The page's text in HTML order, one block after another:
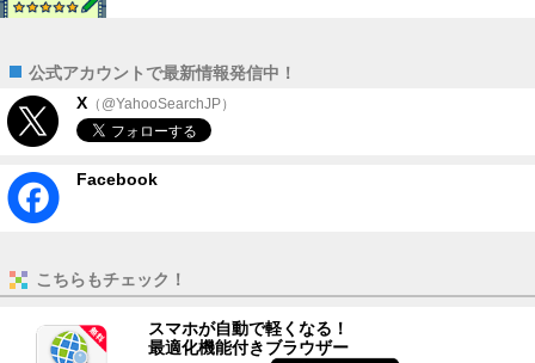
公式アカウントで最新情報発信中！
X （@YahooSearchJP）
Facebook
こちらもチェック！
スマホが自動で軽くなる！
最適化機能付きブラウザー